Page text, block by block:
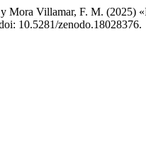
Villamar, F. M. (2025)
10.5281/zenodo.18028376.